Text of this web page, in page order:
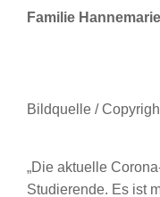
Familie
Bildquelle /
„Die aktuelle
Studierende. Es ist